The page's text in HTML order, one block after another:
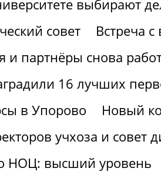
выбирают
совет
Встреча
и партнёры снова
16 лучших
в Упорово
Новый
учхоза и совет
НОЦ: высший уровень